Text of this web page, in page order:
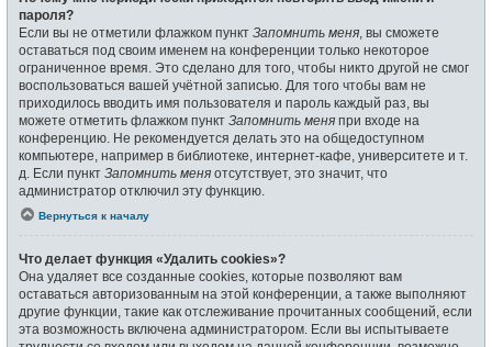
пароля?
Если вы не отметили флажком пункт Запомнить меня , вы сможете
оставаться под своим именем на конференции только некоторое
ограниченное время. Это сделано для того, чтобы никто другой не смог
воспользоваться вашей учётной записью. Для того чтобы вам не
приходилось вводить имя пользователя и пароль каждый раз, вы
можете отметить флажком пункт Запомнить меня при входе на
конференцию. Не рекомендуется делать это на общедоступном
компьютере, например в библиотеке, интернет-кафе, университете и т.
д. Если пункт Запомнить меня отсутствует, это значит, что
администратор отключил эту функцию.
Вернуться к началу
Что делает функция «Удалить cookies»?
Она удаляет все созданные cookies, которые позволяют вам
оставаться авторизованным на этой конференции, а также выполняют
другие функции, такие как отслеживание прочитанных сообщений, если
эта возможность включена администратором. Если вы испытываете